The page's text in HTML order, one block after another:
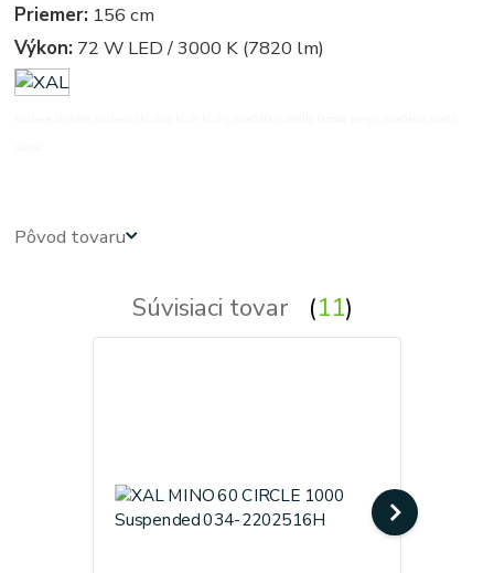
Priemer: 156 cm
Výkon: 72 W LED / 3000 K (7820 lm)
Pôvod tovaru
Súvisiaci tovar 11